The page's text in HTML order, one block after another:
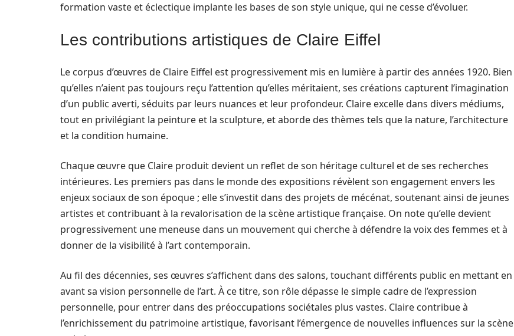
formation vaste et éclectique implante les bases de son style unique, qui ne cesse d’évoluer.
Les contributions artistiques de Claire Eiffel
Le corpus d’œuvres de Claire Eiffel est progressivement mis en lumière à partir des années 1920. Bien
qu’elles n’aient pas toujours reçu l’attention qu’elles méritaient, ses créations capturent l’imagination
d’un public averti, séduits par leurs nuances et leur profondeur. Claire excelle dans divers médiums,
tout en privilégiant la peinture et la sculpture, et aborde des thèmes tels que la nature, l’architecture
et la condition humaine.
Chaque œuvre que Claire produit devient un reflet de son héritage culturel et de ses recherches
intérieures. Les premiers pas dans le monde des expositions révèlent son engagement envers les
enjeux sociaux de son époque ; elle s’investit dans des projets de mécénat, soutenant ainsi de jeunes
artistes et contribuant à la revalorisation de la scène artistique française. On note qu’elle devient
progressivement une meneuse dans un mouvement qui cherche à défendre la voix des femmes et à
donner de la visibilité à l’art contemporain.
Au fil des décennies, ses œuvres s’affichent dans des salons, touchant différents public en mettant en
avant sa vision personnelle de l’art. À ce titre, son rôle dépasse le simple cadre de l’expression
personnelle, pour entrer dans des préoccupations sociétales plus vastes. Claire contribue à
l’enrichissement du patrimoine artistique, favorisant l’émergence de nouvelles influences sur la scène